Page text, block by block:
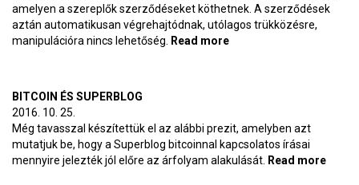
amelyen a szereplők szerződéseket köthetnek. A szerződések
aztán automatikusan végrehajtódnak, utólagos trükközésre,
manipulációra nincs lehetőség.
Read more
BITCOIN ÉS SUPERBLOG
2016. 10. 25.
Még tavasszal készítettük el az alábbi prezit, amelyben azt
mutatjuk be, hogy a Superblog bitcoinnal kapcsolatos írásai
mennyire jelezték jól előre az árfolyam alakulását. Read more